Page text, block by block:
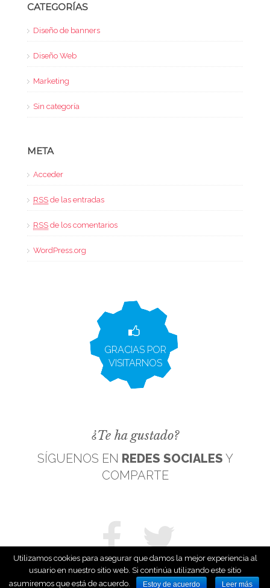
CATEGORÍAS
Diseño de banners
Diseño Web
Marketing
Sin categoría
META
Acceder
RSS de las entradas
RSS de los comentarios
WordPress.org
GRACIAS POR
VISITARNOS
¿Te ha gustado?
SÍGUENOS EN REDES SOCIALES Y
COMPARTE
Utilizamos cookies para asegurar que damos la mejor experiencia al
usuario en nuestro sitio web. Si continúa utilizando este sitio
asumiremos que está de acuerdo.
Estoy de acuerdo Leer más